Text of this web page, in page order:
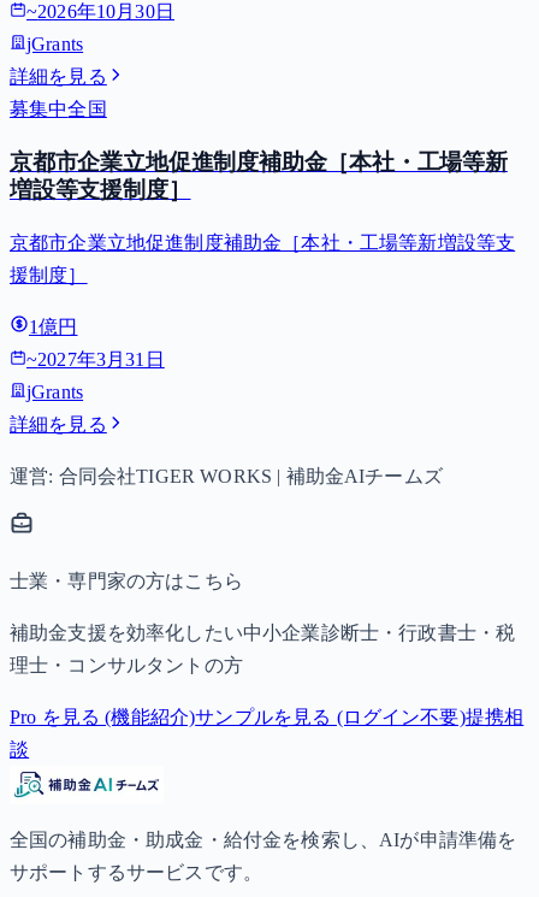
~2026年10月30日
jGrants
詳細を見る
募集中全国
京都市企業立地促進制度補助金［本社・工場等新
増設等支援制度］
京都市企業立地促進制度補助金［本社・工場等新増設等支
援制度］
1億円
~2027年3月31日
jGrants
詳細を見る
運営: 合同会社TIGER WORKS | 補助金AIチームズ
士業・専門家の方はこちら
補助金支援を効率化したい中小企業診断士・行政書士・税
理士・コンサルタントの方
Pro を見る (機能紹介)サンプルを見る (ログイン不要)提携相
談
全国の補助金・助成金・給付金を検索し、AIが申請準備を
サポートするサービスです。